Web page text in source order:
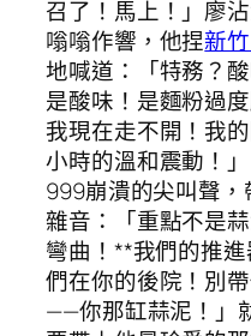
召了！馬上！」廖
嗡嗡作響，他捏新
地喊道：「特務？
是酸味！是麵粉過
我現在走不開！我
小時的溫和震動！
999崩潰的尖叫聲
雜音：「重點不是
彎曲！**我們的推
們在你的後院！別
——你那缸蒜泥！」